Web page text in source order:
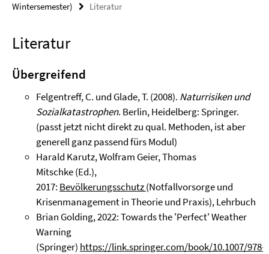
Wintersemester)
Literatur
Literatur
Übergreifend
Felgentreff, C. und Glade, T. (2008). Naturrisiken und
Sozialkatastrophen. Berlin, Heidelberg: Springer.
(passt jetzt nicht direkt zu qual. Methoden, ist aber
generell ganz passend fürs Modul)
Harald Karutz, Wolfram Geier, Thomas
Mitschke (Ed.),
2017: Bevölkerungsschutz(Notfallvorsorge und
Krisenmanagement in Theorie und Praxis), Lehrbuch
Brian Golding, 2022: Towards the 'Perfect' Weather
Warning
(Springer) https://link.springer.com/book/10.1007/978-